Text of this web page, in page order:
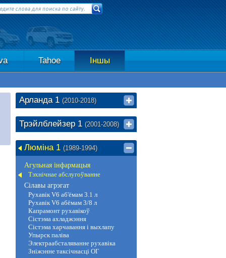
Tahoe Іншы
Арланда 1 (2010-2018)
Трэйлблейзер 1 (2001-2008)
Люміна 1 (1989-1994)
Агульная інфармацыя
Тэхнічнае абслугоўванне
Сілавы агрэгат
Рухавік V6 аб'ёмам 3.1 л
Рухавік V6 абёмам 3/8 л
Капрамонт рухавікоў
Сістэма ахладжэння
Сістэма харчавання і выхлапу
Упырск паліва
Электраабсталяванне рухавіка
Зніжэнне таксічнасці ОГ